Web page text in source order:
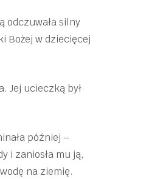
odczuwała silny
Bożej w dziecięcej
Jej ucieczką był
później –
i zaniosła mu ją,
na ziemię.